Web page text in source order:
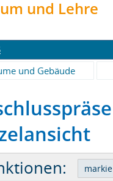
und Lehre
und Gebäude